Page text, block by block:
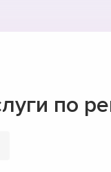
по